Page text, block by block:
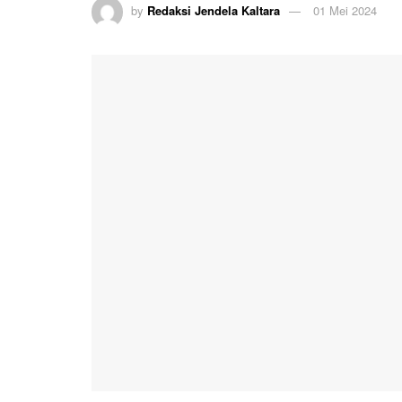
by Redaksi Jendela Kaltara 01 Mei 2024